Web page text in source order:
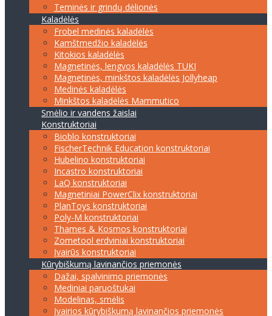
Teminės ir grindų dėlionės
Kaladėlės
Frobel medinės kaladėlės
Kamštmedžio kaladėlės
Kitokios kaladėlės
Magnetinės, lengvos kaladėlės TUKI
Magnetinės, minkštos kaladėlės Jollyheap
Medinės kaladėlės
Minkštos kaladėlės Mammutico
Smėlio ir vandens žaislai
Konstruktoriai
Bioblo konstruktoriai
FischerTechnik Education konstruktoriai
Hubelino konstruktoriai
Incastro konstruktoriai
LaQ konstruktoriai
Magnetiniai PowerClix konstruktoriai
PlanToys konstruktoriai
Poly-M konstruktoriai
Thames & Kosmos konstruktoriai
Zometool erdviniai konstruktoriai
Įvairūs konstruktoriai
Kūrybiškumą lavinančios priemonės
Dažai, spalvinimo priemonės
Mediniai paruoštukai
Modelinas, smėlis
Įvairios kūrybiškumą lavinančios priemonės